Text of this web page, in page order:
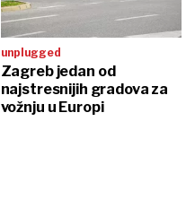
unplugged
Zagreb jedan od
najstresnijih gradova za
vožnju u Europi